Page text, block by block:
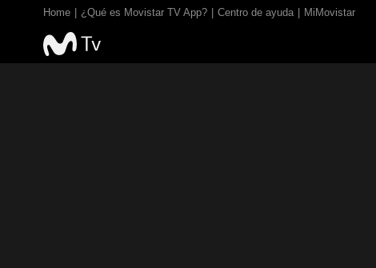
Home ¿Qué es Movistar TV App? Centro de ayuda MiMovistar